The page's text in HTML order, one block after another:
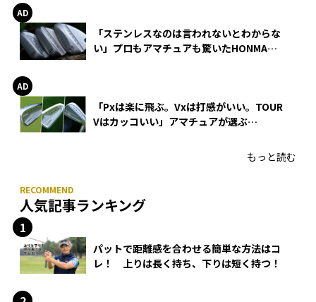
「ステンレスなのは言われないとわからな
い」プロもアマチュアも驚いたHONMA
「Pxは楽に飛ぶ。Vxは打感がいい。TOUR
Vはカッコいい」アマチュアが選ぶ
もっと読む
人気記事ランキング
パットで距離感を合わせる簡単な方法はコ
レ！ 上りは長く持ち、下りは短く持つ！